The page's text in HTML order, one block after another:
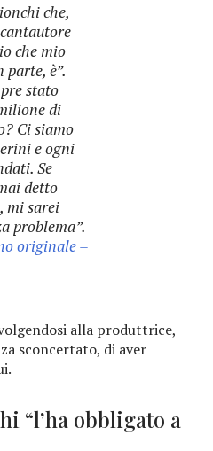
che,
che mio
è”.
stato
di
Ci siamo
e ogni
Se
detto
mi sarei
problema”.
originale –
alla produttrice,
sconcertato, di aver
“l’ha obbligato a